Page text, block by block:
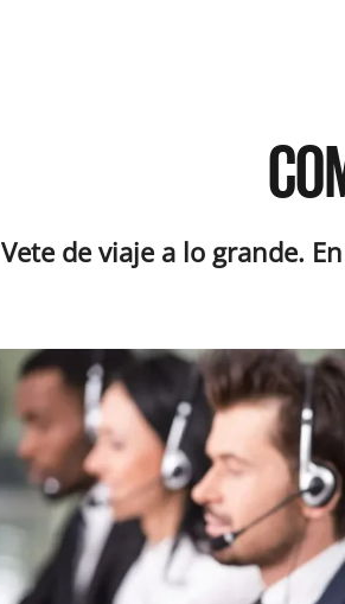
Vete de viaje a lo grande.